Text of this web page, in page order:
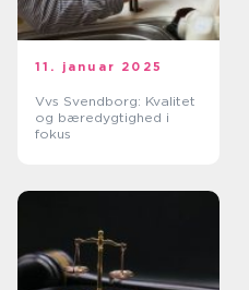
11. januar 2025
Vvs Svendborg: Kvalitet
og bæredygtighed i
fokus